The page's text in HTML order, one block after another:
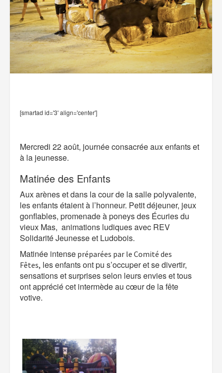
[smartad id='3' align='center']
Mercredi 22 août, journée consacrée aux enfants et
à la jeunesse.
Matinée des Enfants
Aux arènes et dans la cour de la salle polyvalente,
les enfants étaient à l’honneur. Petit déjeuner, jeux
gonflables, promenade à poneys des Écuries du
vieux Mas, animations ludiques avec REV
Solidarité Jeunesse et Ludobois.
Matinée intense préparées par le Comité des
Fêtes, les enfants ont pu s’occuper et se divertir,
sensations et surprises selon leurs envies et tous
ont apprécié cet intermèdeau cœurde la fête
votive.